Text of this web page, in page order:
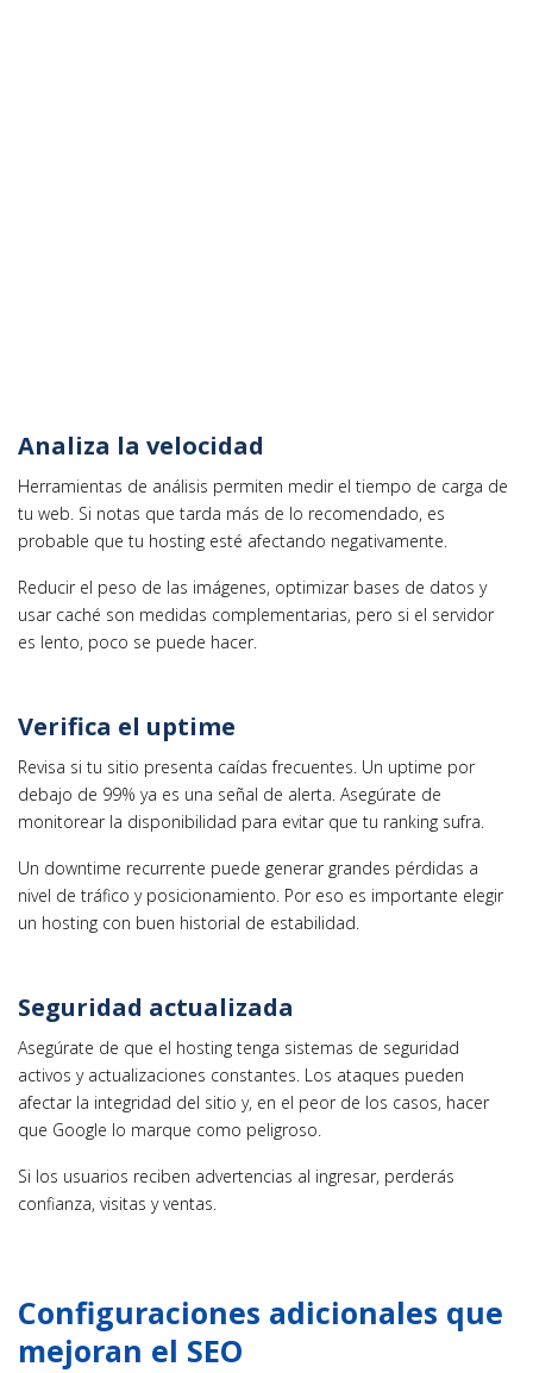
Analiza la velocidad
Herramientas de análisis permiten medir el tiempo de carga de
tu web. Si notas que tarda más de lo recomendado, es
probable que tu hosting esté afectando negativamente.
Reducir el peso de las imágenes, optimizar bases de datos y
usar caché son medidas complementarias, pero si el servidor
es lento, poco se puede hacer.
Verifica el uptime
Revisa si tu sitio presenta caídas frecuentes. Un uptime por
debajo de 99% ya es una señal de alerta. Asegúrate de
monitorear la disponibilidad para evitar que tu ranking sufra.
Un downtime recurrente puede generar grandes pérdidas a
nivel de tráfico y posicionamiento. Por eso es importante elegir
un hosting con buen historial de estabilidad.
Seguridad actualizada
Asegúrate de que el hosting tenga sistemas de seguridad
activos y actualizaciones constantes. Los ataques pueden
afectar la integridad del sitio y, en el peor de los casos, hacer
que Google lo marque como peligroso.
Si los usuarios reciben advertencias al ingresar, perderás
confianza, visitas y ventas.
Configuraciones adicionales que
mejoran el SEO